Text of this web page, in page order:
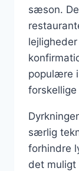
sæson.
populære
forskellige
særlig
forhindre
det muligt